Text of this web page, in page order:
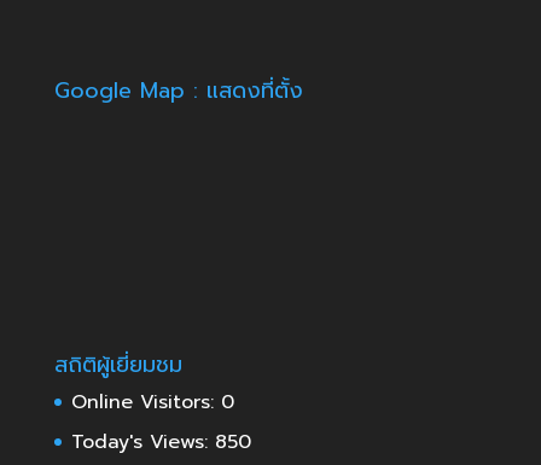
Google Map : แสดงที่ตั้ง
สถิติผู้เยี่ยมชม
Online Visitors: 0
Today's Views: 850